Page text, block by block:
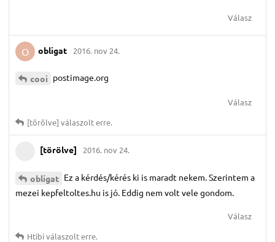
Válasz
O obligat 2016. nov 24.
cooi postimage.org
Válasz
[törölve] válaszolt erre.
[törölve] 2016. nov 24.
obligat Ez a kérdés/kérés ki is maradt nekem. Szerintem a
mezei kepfeltoltes.hu is jó. Eddig nem volt vele gondom.
Válasz
Htibiválaszolt erre.